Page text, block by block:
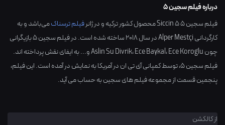
درباره فیلم سجین 5
فیلم سجین 5 Siccin 5 محصول کشور ترکیهو در ژانرفیلم ترسناکمی‌باشد و به
کارگردانیAlper Mestçiدر سال2018
ساخته شده است. در فیلم سجین 5 بازیگرانی
چون
Aslin Su Divrik،Ece Baykal،Ece Koroglu
و... به ایفای نقش پرداخته اند.
فیلم سجین ۵، توسط کمپانی آی تی ان در آمریکا به نمایش در آمده است. این فیلم،
پنجمین قسمت از مجموعه فیلم های سجین به حساب می آید.
از کالکشن